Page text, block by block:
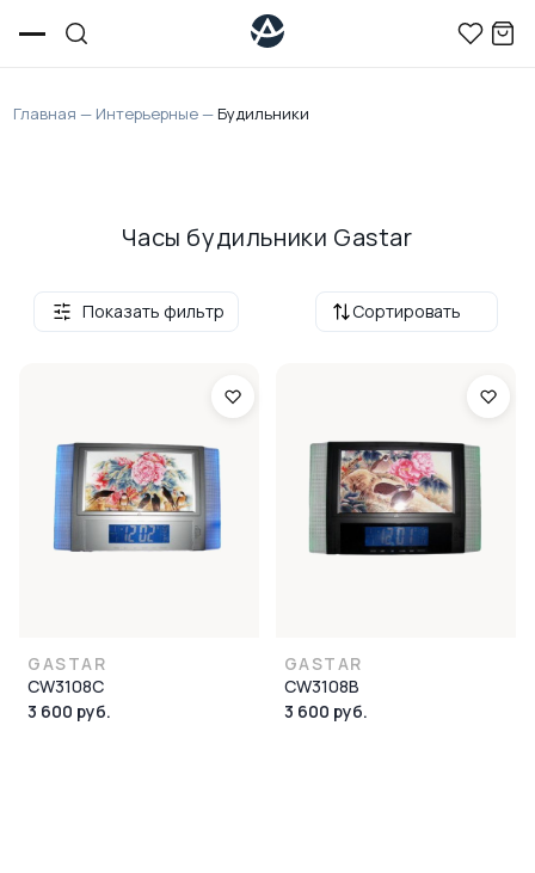
Главная — Интерьерные— Будильники
Часы будильники Gastar
Сортировать
Показать фильтр
GASTAR
CW3108C
3 600 руб.
GASTAR
CW3108B
3 600 руб.